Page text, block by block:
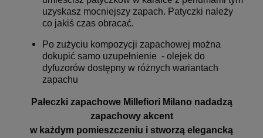
uzyskasz mocniejszy zapach. Patyczki należy
co jakiś czas obracać.
Po zużyciu kompozycji zapachowej można
dokupić samo uzupełnienie - olejek do
dyfuzorów dostępny w różnych wariantach
zapachu
Pałeczki zapachowe Millefiori Milano nadadzą
zapachowy akcent
w każdym pomieszczeniu i stworzą elegancką